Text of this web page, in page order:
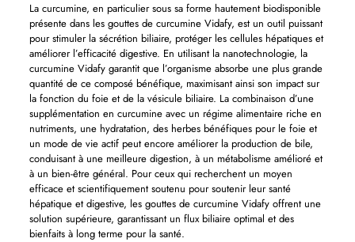
La curcumine, en particulier sous sa forme hautement biodisponible
présente dans les gouttes de curcumine Vidafy, est un outil puissant
pour stimuler la sécrétion biliaire, protéger les cellules hépatiques et
améliorer l’efficacité digestive. En utilisant la nanotechnologie, la
curcumine Vidafy garantit que l’organisme absorbe une plus grande
quantité de ce composé bénéfique, maximisant ainsi son impact sur
la fonction du foie et de la vésicule biliaire. La combinaison d’une
supplémentation en curcumine avec un régime alimentaire riche en
nutriments, une hydratation, des herbes bénéfiques pour le foie et
un mode de vie actif peut encore améliorer la production de bile,
conduisant à une meilleure digestion, à un métabolisme amélioré et
à un bien-être général. Pour ceux qui recherchent un moyen
efficace et scientifiquement soutenu pour soutenir leur santé
hépatique et digestive, les gouttes de curcumine Vidafy offrent une
solution supérieure, garantissant un flux biliaire optimal et des
bienfaits à long terme pour la santé.